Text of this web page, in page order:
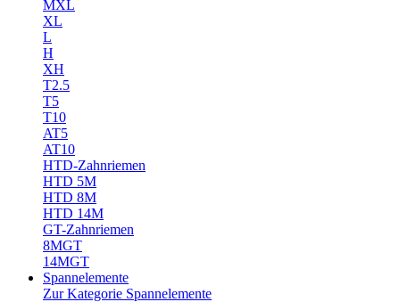
MXL
XL
L
H
XH
T2.5
T5
T10
AT5
AT10
HTD-Zahnriemen
HTD 5M
HTD 8M
HTD 14M
GT-Zahnriemen
8MGT
14MGT
Spannelemente
Zur Kategorie Spannelemente